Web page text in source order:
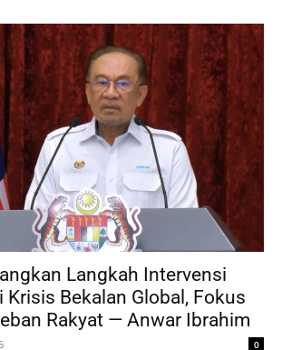
Langkah Intervensi
Krisis Bekalan Global, Fokus
Rakyat — Anwar Ibrahim
0